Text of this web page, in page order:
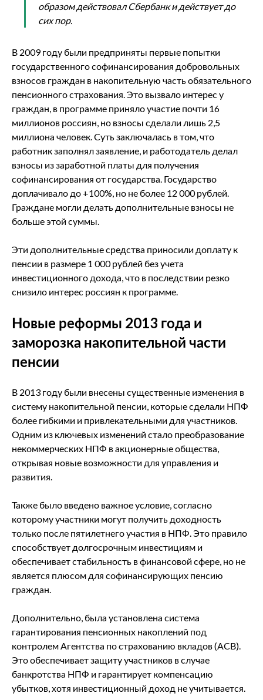
образом действовал Сбербанк и действует до
сих пор.
В 2009 году были предприняты первые попытки
государственного софинансирования добровольных
взносов граждан в накопительную часть обязательного
пенсионного страхования. Это вызвало интерес у
граждан, в программе приняло участие почти 16
миллионов россиян, но взносы сделали лишь 2,5
миллиона человек. Суть заключалась в том, что
работник заполнял заявление, и работодатель делал
взносы из заработной платы для получения
софинансирования от государства. Государство
доплачивало до +100%, но не более 12 000 рублей.
Граждане могли делать дополнительные взносы не
больше этой суммы.
Эти дополнительные средства приносили доплату к
пенсии в размере 1 000 рублей без учета
инвестиционного дохода, что в последствии резко
снизило интерес россиян к программе.
Новые реформы 2013 года и
заморозка накопительной части
пенсии
В 2013 году были внесены существенные изменения в
систему накопительной пенсии, которые сделали НПФ
более гибкими и привлекательными для участников.
Одним из ключевых изменений стало преобразование
некоммерческих НПФ в акционерные общества,
открывая новые возможности для управления и
развития.
Также было введено важное условие, согласно
которому участники могут получить доходность
только после пятилетнего участия в НПФ. Это правило
способствует долгосрочным инвестициям и
обеспечивает стабильность в финансовой сфере, но не
является плюсом для софинансирующих пенсию
граждан.
Дополнительно, была установлена система
гарантирования пенсионных накоплений под
контролем Агентства по страхованию вкладов (АСВ).
Это обеспечивает защиту участников в случае
банкротства НПФ и гарантирует компенсацию
убытков, хотя инвестиционный доход не учитывается.